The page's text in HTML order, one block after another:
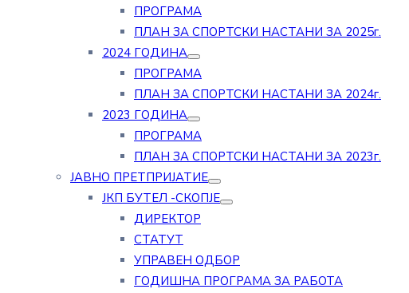
ПРОГРАМА
ПЛАН ЗА СПОРТСКИ НАСТАНИ ЗА 2025г.
2024 ГОДИНА
ПРОГРАМА
ПЛАН ЗА СПОРТСКИ НАСТАНИ ЗА 2024г.
2023 ГОДИНА
ПРОГРАМА
ПЛАН ЗА СПОРТСКИ НАСТАНИ ЗА 2023г.
ЈАВНО ПРЕТПРИЈАТИЕ
ЈКП БУТЕЛ -СКОПЈЕ
ДИРЕКТОР
СТАТУТ
УПРАВЕН ОДБОР
ГОДИШНА ПРОГРАМА ЗА РАБОТА